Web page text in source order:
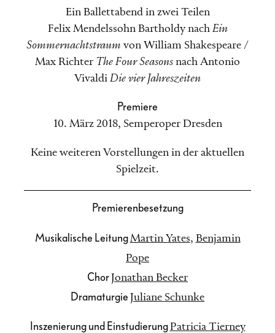
Ein Ballettabend in zwei Teilen
Felix Mendelssohn Bartholdy nach Ein
Sommernachtstraum von William Shakespeare /
Max Richter The Four Seasons nach Antonio
Vivaldi Die vier Jahreszeiten
Premiere
10. März 2018, Semperoper Dresden
Keine weiteren Vorstellungen in der aktuellen
Spielzeit.
Premierenbesetzung
Musikalische LeitungMartin Yates, Benjamin
Pope
ChorJonathan Becker
Dramaturgie Juliane Schunke
Inszenierung und EinstudierungPatricia Tierney